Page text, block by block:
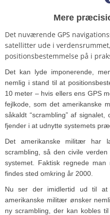
Mere
Det nuværende GPS
satellitter ude i
positionsbestemmelse på i
Det kan lyde imponerende,
nemlig i stand til at
10 meter – hvis ellers ens GPS
fejlkode, som det amerikanske
såkaldt “scrambling” af
fjender i at udnytte systemets
Det amerikanske militær har
scrambling, så den civile
systemet. Faktisk regnede
findes sted omkring år 2000.
Nu ser der imidlertid ud til
amerikanske militær ønsker
ny scrambling, der kan kobles